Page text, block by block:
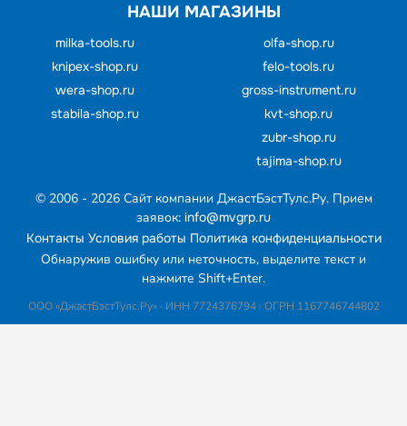
НАШИ МАГАЗИНЫ
milka-tools.ru
knipex-shop.ru
wera-shop.ru
stabila-shop.ru
olfa-shop.ru
felo-tools.ru
gross-instrument.ru
kvt-shop.ru
zubr-shop.ru
tajima-shop.ru
© 2006 - 2026 Cайт компании ДжастБэстТулс.Ру. Прием
заявок: info@mvgrp.ru
Контакты Условия работы Политика конфиденциальности
Обнаружив ошибку или неточность, выделите текст и
нажмите Shift+Enter.
ООО «ДжастБэстТулс.Ру» · ИНН 7724376794 · ОГРН 1167746744802